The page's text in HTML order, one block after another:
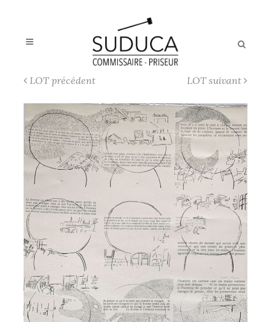
LOT précédent LOT suivant